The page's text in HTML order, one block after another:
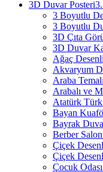
3D Duvar Posteri
3 Boyutlu
3 Boyutlu
3D Çıta
3D Duvar
Ağaç
Akvaryum
Araba
Arabalı ve
Atatürk Türk
Bayan
Bayrak
Berber
Çiçek
Çiçek
Çocuk